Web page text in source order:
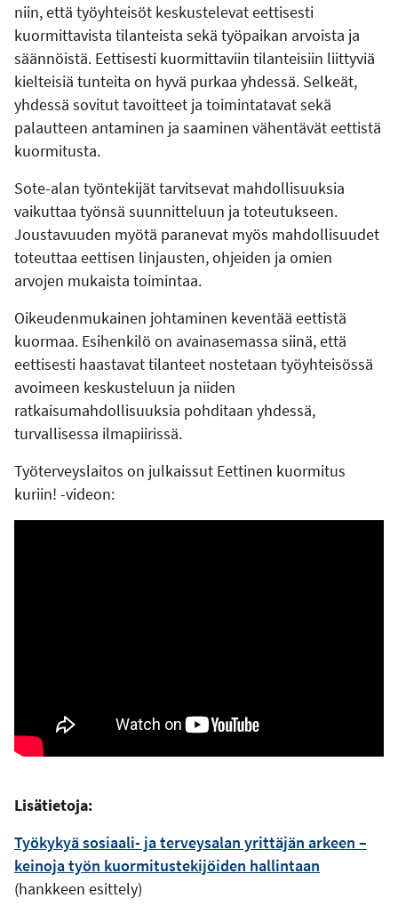
niin, että työyhteisöt keskustelevat eettisesti
kuormittavista tilanteista sekä työpaikan arvoista ja
säännöistä. Eettisesti kuormittaviin tilanteisiin liittyviä
kielteisiä tunteita on hyvä purkaa yhdessä. Selkeät,
yhdessä sovitut tavoitteet ja toimintatavat sekä
palautteen antaminen ja saaminen vähentävät eettistä
kuormitusta.
Sote-alan työntekijät tarvitsevat mahdollisuuksia
vaikuttaa työnsä suunnitteluun ja toteutukseen.
Joustavuuden myötä paranevat myös mahdollisuudet
toteuttaa eettisen linjausten, ohjeiden ja omien
arvojen mukaista toimintaa.
Oikeudenmukainen johtaminen keventää eettistä
kuormaa. Esihenkilö on avainasemassa siinä, että
eettisesti haastavat tilanteet nostetaan työyhteisössä
avoimeen keskusteluun ja niiden
ratkaisumahdollisuuksia pohditaan yhdessä,
turvallisessa ilmapiirissä.
Työterveyslaitos on julkaissut Eettinen kuormitus
kuriin! -videon:
Lisätietoja:
Työkykyä sosiaali- ja terveysalan yrittäjän arkeen –
keinoja työn kuormitustekijöiden hallintaan
(hankkeen esittely)